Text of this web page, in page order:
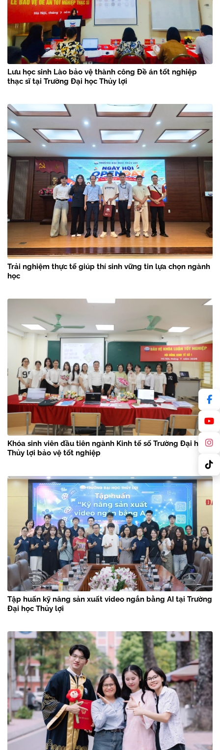
Lưu học sinh Lào bảo vệ thành công Đề án tốt nghiệp
thạc sĩ tại Trường Đại học Thủy lợi
Trải nghiệm thực tế giúp thí sinh vững tin lựa chọn ngành
học
Khóa sinh viên đầu tiên ngành Kinh tế số Trường Đại học
Thủy lợi bảo vệ tốt nghiệp
Tập huấn kỹ năng sản xuất video ngắn bằng AI tại Trường
Đại học Thủy lợi